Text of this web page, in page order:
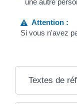
une autre
Attention :
Si vous n'avez
Textes de